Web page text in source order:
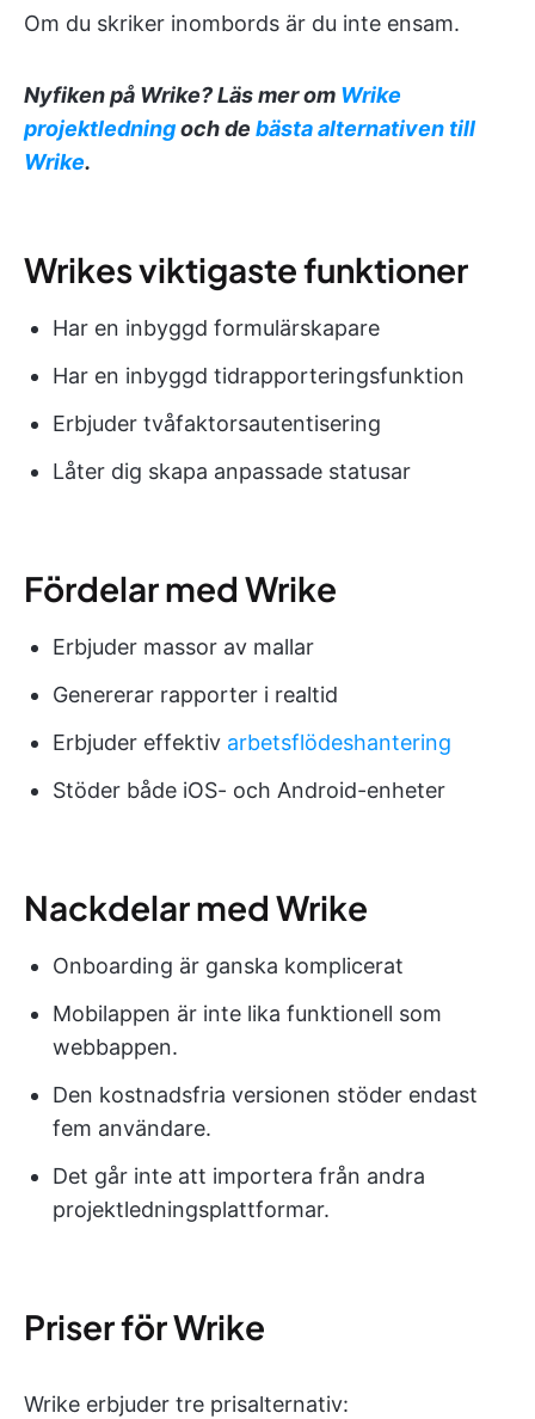
Om du skriker inombords är du inte ensam.
Nyfiken på Wrike? Läs mer om Wrike
projektledningoch de bästa alternativen till
Wrike.
Wrikes viktigaste funktioner
Har en inbyggd formulärskapare
Har en inbyggd tidrapporteringsfunktion
Erbjuder tvåfaktorsautentisering
Låter dig skapa anpassade statusar
Fördelar med Wrike
Erbjuder massor av mallar
Genererar rapporter i realtid
Erbjuder effektiv arbetsflödeshantering
Stöder både iOS- och Android-enheter
Nackdelar med Wrike
Onboarding är ganska komplicerat
Mobilappen är inte lika funktionell som
webbappen.
Den kostnadsfria versionen stöder endast
fem användare.
Det går inte att importera från andra
projektledningsplattformar.
Priser för Wrike
Wrike erbjuder tre prisalternativ: